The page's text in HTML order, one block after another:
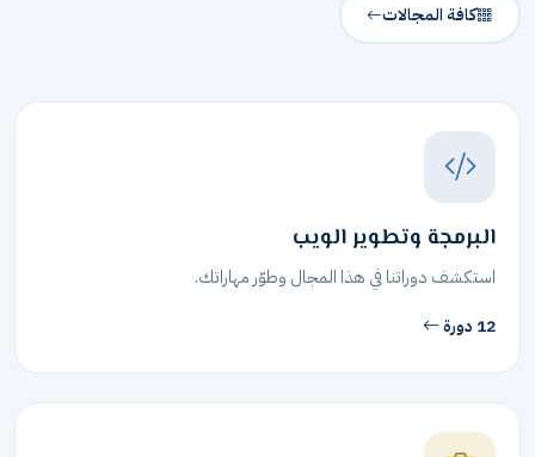
كافة المجالات
البرمجة وتطوير الويب
استكشف دوراتنا في هذا المجال وطوّر مهاراتك.
12 دورة